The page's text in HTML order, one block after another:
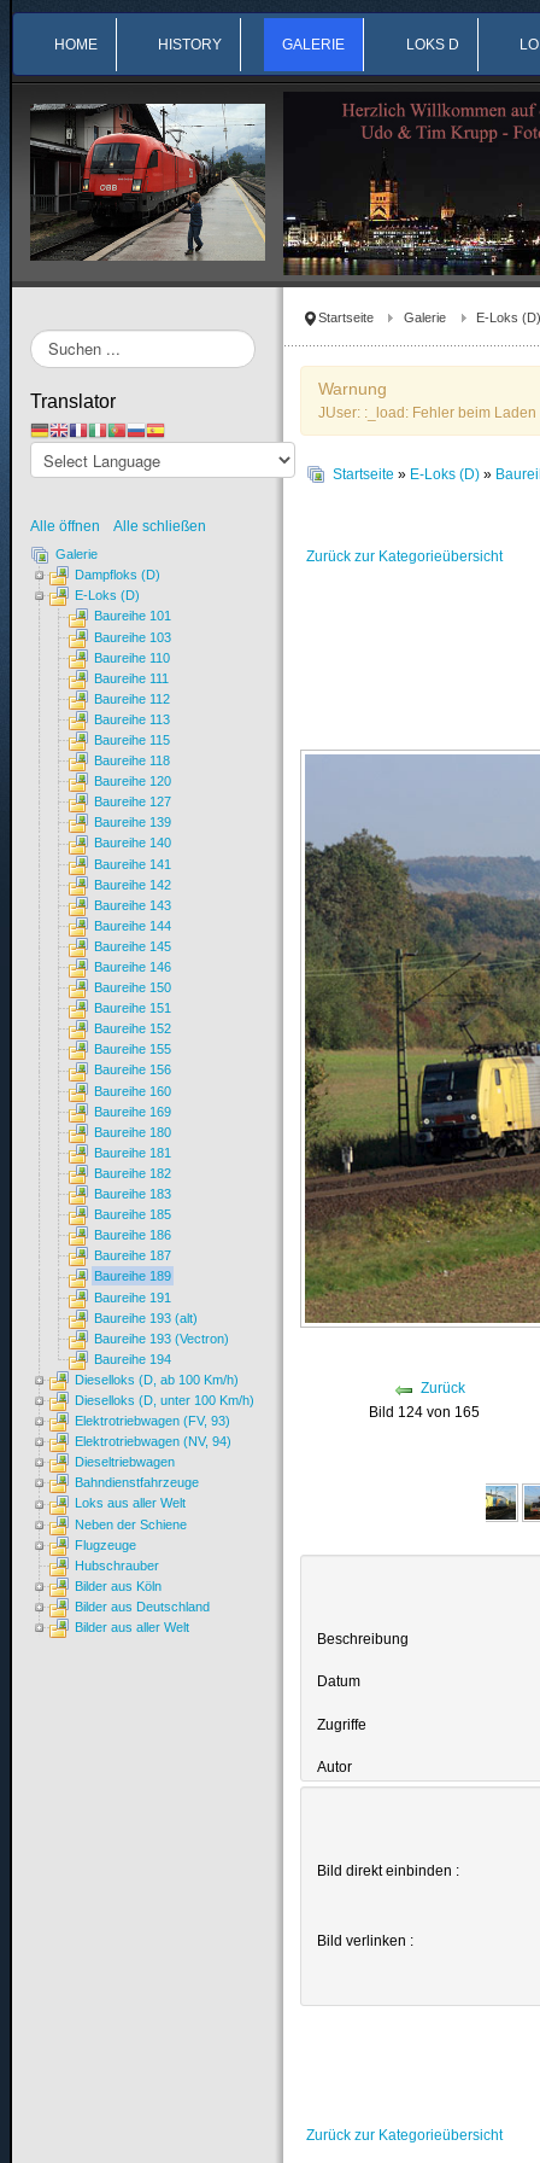
HOME HISTORY GALERIE LOKS D
Startseite Galerie E-Loks (D)
Warnung
JUser: :_load: Fehler beim
Startseite » E-Loks (D) »
Zurück zur Kategorieübersicht
Zurück
Bild 124 von 165
Beschreibung
Datum
Zugriffe
Autor
Bild direkt einbinden :
Bild verlinken :
Zurück zur Kategorieübersicht
Suchen
...
Translator
Alle öffnen Alle schließen
Galerie
Dampfloks (D)
E-Loks (D)
Baureihe 101
Baureihe 103
Baureihe 110
Baureihe 111
Baureihe 112
Baureihe 113
Baureihe 115
Baureihe 118
Baureihe 120
Baureihe 127
Baureihe 139
Baureihe 140
Baureihe 141
Baureihe 142
Baureihe 143
Baureihe 144
Baureihe 145
Baureihe 146
Baureihe 150
Baureihe 151
Baureihe 152
Baureihe 155
Baureihe 156
Baureihe 160
Baureihe 169
Baureihe 180
Baureihe 181
Baureihe 182
Baureihe 183
Baureihe 185
Baureihe 186
Baureihe 187
Baureihe 189
Baureihe 191
Baureihe 193 (alt)
Baureihe 193 (Vectron)
Baureihe 194
Dieselloks (D, ab 100 Km/h)
Dieselloks (D, unter 100 Km/h)
Elektrotriebwagen (FV, 93)
Elektrotriebwagen (NV, 94)
Dieseltriebwagen
Bahndienstfahrzeuge
Loks aus aller Welt
Neben der Schiene
Flugzeuge
Hubschrauber
Bilder aus Köln
Bilder aus Deutschland
Bilder aus aller Welt